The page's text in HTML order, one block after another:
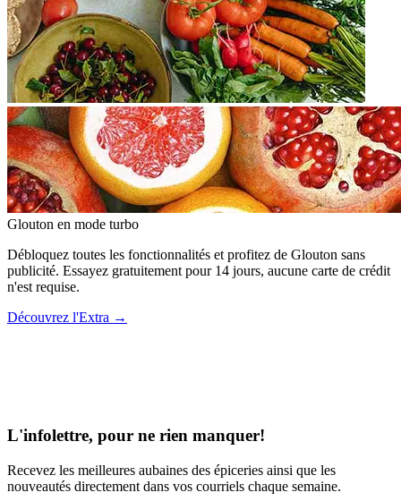
Glouton en mode turbo
Débloquez toutes les fonctionnalités et profitez de Glouton sans
publicité. Essayez gratuitement pour 14 jours, aucune carte de crédit
n'est requise.
Découvrez l'Extra →
L'infolettre, pour ne rien manquer!
Recevez les meilleures aubaines des épiceries ainsi que les
nouveautés directement dans vos courriels chaque semaine.